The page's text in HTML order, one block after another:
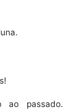
ao passado.